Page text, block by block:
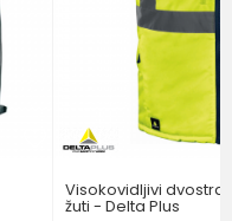
Visokovidljivi
žuti - Delta Plus